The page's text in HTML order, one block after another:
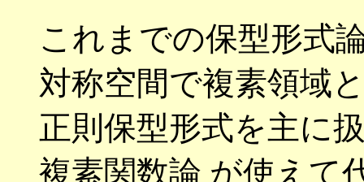
これまでの保型形式
対称空間で複素領域
正則保型形式を主に
複素関数論 が使えて